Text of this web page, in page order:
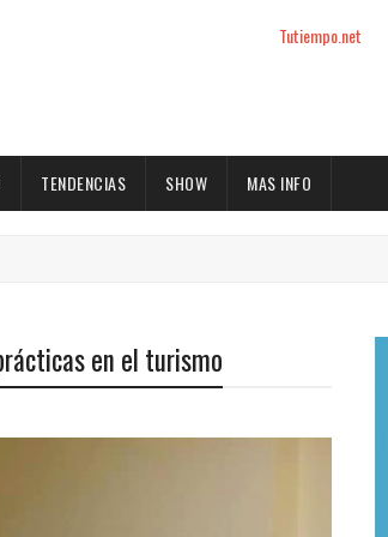
Tutiempo.net
TENDENCIAS SHOW MAS INFO
en el turismo